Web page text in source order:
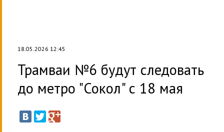
18.05.2026 12:45
Трамваи №6 будут следовать
до метро "Сокол" с 18 мая